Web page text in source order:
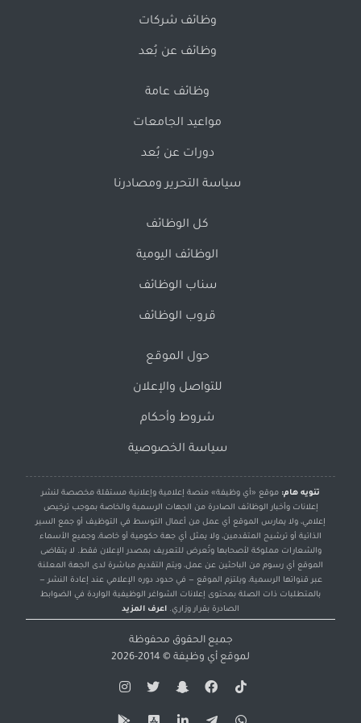
وظائف شركات
وظائف عن بُعد
وظائف عامة
مواعيد الجامعات
دورات عن بُعد
سياسة التحرير ومصادرنا
كل الوظائف
الوظائف اليومية
سناب الوظائف
قروب الوظائف
حول الموقع
للتواصل والإعلان
شروط وأحكام
سياسة الخصوصية
تنويه هام: موقع «أي وظيفة» منصة إعلامية وإعلانية مستقلة مخصصة لنشر
إعلانات وأخبار الوظائف الصادرة من الجهات الرسمية والخاصة بموجب ترخيص
إعلامي، ولا يمارس الموقع أي عمل من أعمال التوسط في التوظيف أو جمع السير
الذاتية أو ترشيح المتقدمين، ولا يمثل أي جهة حكومية أو خاصة، وجميع الأسماء
والشعارات مملوكة لأصحابها وتُعرض للتعريف بمصدر الإعلان فقط. لا يتقاضى
الموقع أي رسوم من الباحثين عن عمل، ويتم التقديم مباشرة لدى الجهة المعلنة
عبر قنواتها الرسمية، ويلتزم الموقع — في حدود دوره الإعلامي عند إعادة النشر —
بالمتطلبات ذات الصلة بمحتوى إعلانات الشواغر الوظيفية الواردة في الضوابط
الصادرة بقرار وزاري. اعرف المزيد
جميع الحقوق محفوظة
لموقع أي وظيفة © 2014-2026